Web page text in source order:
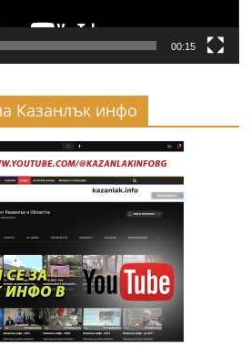
00:15
Казанлък инфо